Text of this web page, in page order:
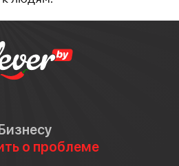
о проблеме